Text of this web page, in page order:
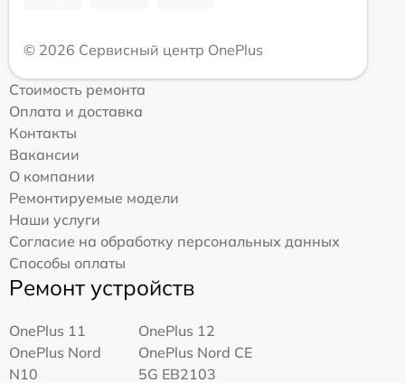
© 2026 Сервисный центр OnePlus
Стоимость ремонта
Оплата и доставка
Контакты
Вакансии
О компании
Ремонтируемые модели
Наши услуги
Согласие на обработку персональных данных
Способы оплаты
Ремонт устройств
OnePlus 11
OnePlus 12
OnePlus Nord
N10
OnePlus Nord CE
5G EB2103